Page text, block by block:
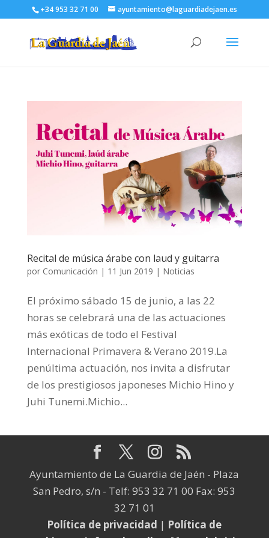
+34 953 32 71 00 ayuntamiento@laguardiadejaen.es
Recital de música árabe con laud y guitarra
por Comunicación | 11 Jun 2019 | Noticias
El próximo sábado 15 de junio, a las 22
horas se celebrará una de las actuaciones
más exóticas de todo el Festival
Internacional Primavera & Verano 2019.La
penúltima actuación, nos invita a disfrutar
de los prestigiosos japoneses Michio Hino y
Juhi Tunemi.Michio...
Ayuntamiento de La Guardia de Jaén - Plaza
San Pedro, s/n - Telf: 953 32 71 00 Fax: 953
32 71 01
Política de privacidad | Política de